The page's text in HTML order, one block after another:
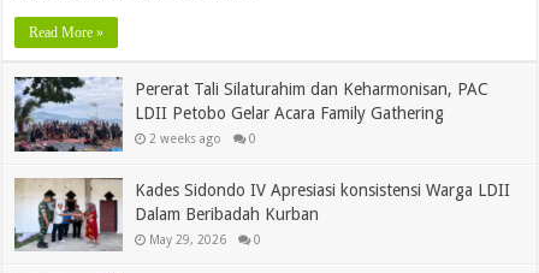
Read More »
Pererat Tali Silaturahim dan Keharmonisan, PAC
LDII Petobo Gelar Acara Family Gathering
2 weeks ago 0
Kades Sidondo IV Apresiasi konsistensi Warga LDII
Dalam Beribadah Kurban
May 29, 2026 0